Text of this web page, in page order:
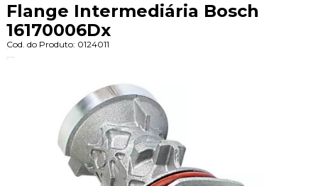
Flange Intermediária Bosch
16170006Dx
Cod. do Produto: 0124011